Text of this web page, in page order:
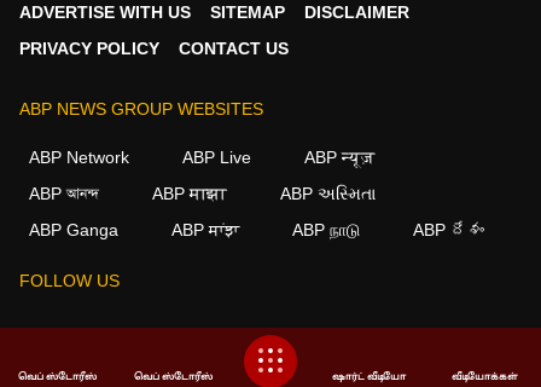
ADVERTISE WITH US
SITEMAP
DISCLAIMER
PRIVACY POLICY
CONTACT US
ABP NEWS GROUP WEBSITES
ABP Network ABP Live
ABP न्यूज़
ABP আনন্দ
ABP माझा
ABP અસ્મિતા
ABP Ganga
ABP ਸਾਂਝਾ ABP நாடு ABP దేశం
FOLLOW US
This website follows theDNPA Code of Ethics.Copyright@2026.
வெப் ஸ்டோரீஸ் வெப் ஸ்டோரீஸ் ஷார்ட் வீடியோ வீடியோக்கள்
We use cookies to improve your experience, analyze
agree to our use of cookies.